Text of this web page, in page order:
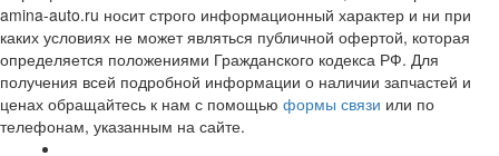
amina-auto.ru носит строго информационный характер и ни при
каких условиях не может являться публичной офертой, которая
определяется положениями Гражданского кодекса РФ. Для
получения всей подробной информации о наличии запчастей и
ценах обращайтесь к нам с помощью формы связи или по
телефонам, указанным на сайте.